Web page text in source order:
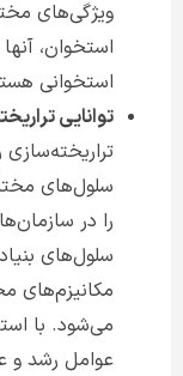
ویژگی‌های
استخوان،
استخوانی
توانایی
تراریخته‌سازی
سلول‌های
را در
سلول‌های
مکانیزم‌های
می‌شود. با
عوامل رشد و